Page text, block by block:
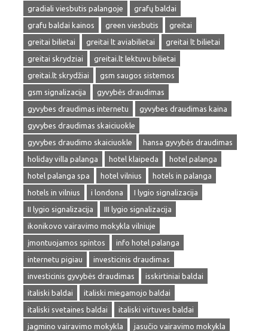
gradiali viesbutis palangoje
grafų baldai
grafu baldai kainos
green viesbutis
greitai
greitai bilietai
greitai lt aviabilietai
greitai lt bilietai
greitai skrydziai
greitai.lt lektuvu bilietai
greitai.lt skrydžiai
gsm saugos sistemos
gsm signalizacija
gyvybės draudimas
gyvybes draudimas internetu
gyvybes draudimas kaina
gyvybes draudimas skaiciuokle
gyvybes draudimo skaiciuokle
hansa gyvybės draudimas
holiday villa palanga
hotel klaipeda
hotel palanga
hotel palanga spa
hotel vilnius
hotels in palanga
hotels in vilnius
i londona
I lygio signalizacija
II lygio signalizacija
III lygio signalizacija
ikonikovo vairavimo mokykla vilniuje
įmontuojamos spintos
info hotel palanga
internetu pigiau
investicinis draudimas
investicinis gyvybės draudimas
isskirtiniai baldai
italiski baldai
italiski miegamojo baldai
italiski svetaines baldai
italiski virtuves baldai
jagmino vairavimo mokykla
jasučio vairavimo mokykla